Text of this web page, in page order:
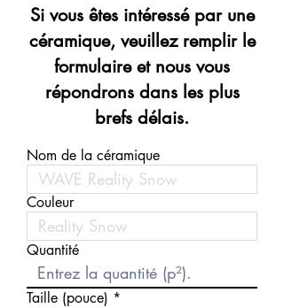
Si vous êtes intéressé par une
céramique, veuillez remplir le
formulaire et nous vous
répondrons dans les plus
brefs délais.
Nom de la céramique
Couleur
Quantité
Taille (pouce)